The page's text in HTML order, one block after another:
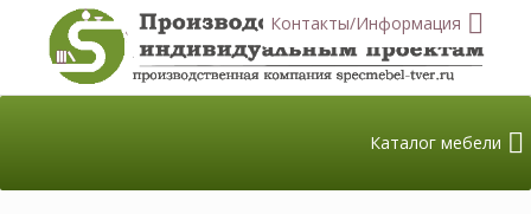
Контакты/Информация
Каталог мебели